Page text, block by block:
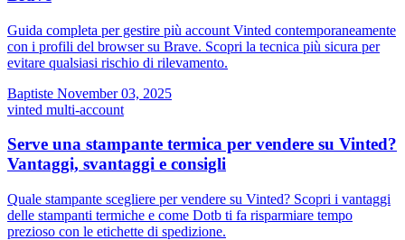
Guida completa per gestire più account Vinted contemporaneamente
con i profili del browser su Brave. Scopri la tecnica più sicura per
evitare qualsiasi rischio di rilevamento.
Baptiste November 03, 2025
vinted multi-account
Serve una stampante termica per vendere su Vinted?
Vantaggi, svantaggi e consigli
Quale stampante scegliere per vendere su Vinted? Scopri i vantaggi
delle stampanti termiche e come Dotb ti fa risparmiare tempo
prezioso con le etichette di spedizione.